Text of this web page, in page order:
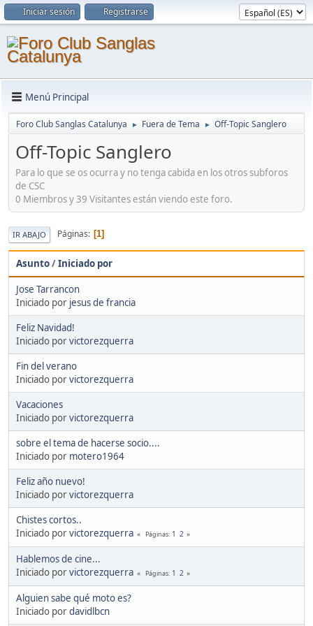
Iniciar sesión Registrarse
Menú Principal
Foro Club Sanglas Catalunya ► Fuera de Tema ► Off-Topic Sanglero
Off-Topic Sanglero
Para lo que se os ocurra y no tenga cabida en los otros subforos
de CSC
0 Miembros y 39 Visitantes están viendo este foro.
IR ABAJO Páginas 1
Asunto/Iniciado por
Jose Tarrancon
Iniciado por jesus de francia
Feliz Navidad!
Iniciado porvictorezquerra
Fin del verano
Iniciado porvictorezquerra
Vacaciones
Iniciado porvictorezquerra
sobre el tema de hacerse socio....
Iniciado por motero1964
Feliz año nuevo!
Iniciado porvictorezquerra
Chistes cortos..
Iniciado porvictorezquerra Páginas 1 2
Hablemos de cine...
Iniciado porvictorezquerra Páginas 1 2
Alguien sabe qué moto es?
Iniciado pordavidlbcn